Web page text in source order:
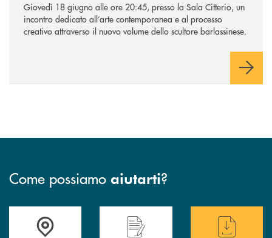
Giovedì 18 giugno alle ore 20:45, presso la Sala Citterio, un
incontro dedicato all’arte contemporanea e al processo
creativo attraverso il nuovo volume dello scultore barlassinese.
Come possiamo aiutarti?
Accedi all' elenco completo delle filiali di BCC Barlassina.
Hai bisogno di assistenza immediata ?
Hai bisogno di